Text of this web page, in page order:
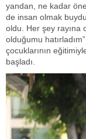
yandan, ne kadar
de insan olmak
oldu. Her şey rayına
olduğumu
çocuklarının
başladı.